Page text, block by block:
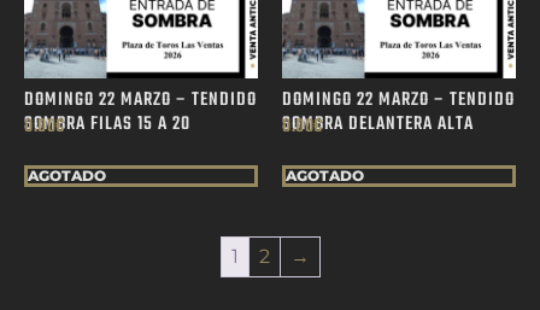
DOMINGO 22 MARZO – TENDIDO
SOMBRA FILAS 15 A 20
0.00€
AGOTADO
DOMINGO 22 MARZO – TENDIDO
SOMBRA DELANTERA ALTA
0.00€
AGOTADO
1 2 →